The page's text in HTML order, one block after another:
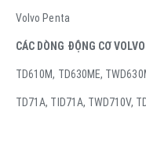
Volvo Penta
CÁC DÒNG ĐỘNG CƠ
TD610M, TD630ME,
TD71A, TID71A, TWD710V,